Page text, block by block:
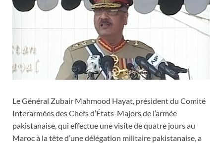
Le Général Zubair Mahmood Hayat, président du Comité
Interarmées des Chefs d’États-Majors de l’armée
pakistanaise, qui effectue une visite de quatre jours au
Maroc à la tête d’une délégation militaire pakistanaise, a